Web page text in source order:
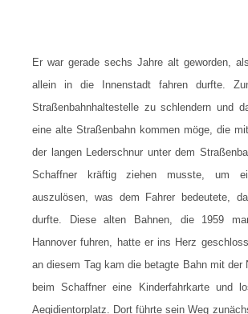
Er war gerade sechs Jahre alt geworden,
allein in die Innenstadt fahren durfte.
Straßenbahnhaltestelle zu schlendern und
eine alte Straßenbahn kommen möge, die
der langen Lederschnur unter dem
Schaffner kräftig ziehen musste, um
auszulösen, was dem Fahrer bedeutete,
durfte. Diese alten Bahnen, die 1959
Hannover fuhren, hatte er ins Herz
an diesem Tag kam die betagte Bahn mit der
beim Schaffner eine Kinderfahrkarte und
Aegidientorplatz. Dort führte sein Weg